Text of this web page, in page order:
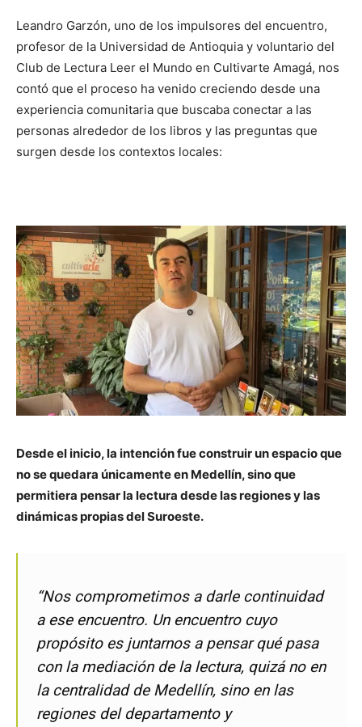
Leandro Garzón, uno de los impulsores del encuentro,
profesor de la Universidad de Antioquia y voluntario del
Club de Lectura Leer el Mundo en Cultivarte Amagá, nos
contó que el proceso ha venido creciendo desde una
experiencia comunitaria que buscaba conectar a las
personas alrededor de los libros y las preguntas que
surgen desde los contextos locales:
Desde el inicio, la intención fue construir un espacio que
no se quedara únicamente en Medellín, sino que
permitiera pensar la lectura desde las regiones y las
dinámicas propias del Suroeste.
“Nos comprometimos a darle continuidad
a ese encuentro. Un encuentro cuyo
propósito es juntarnos a pensar qué pasa
con la mediación de la lectura, quizá no en
la centralidad de Medellín, sino en las
regiones del departamento y